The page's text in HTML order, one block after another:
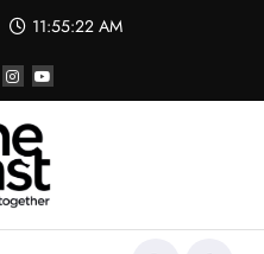
11:55:22 AM